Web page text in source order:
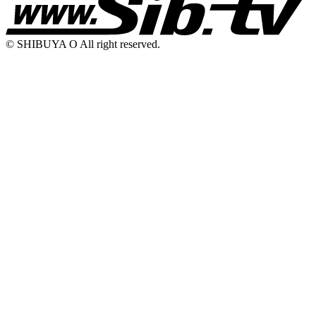
© SHIBUYA O All right reserved.